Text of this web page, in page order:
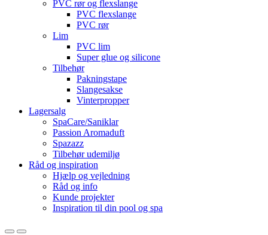
PVC rør og flexslange
PVC flexslange
PVC rør
Lim
PVC lim
Super glue og silicone
Tilbehør
Pakningstape
Slangesakse
Vinterpropper
Lagersalg
SpaCare/Saniklar
Passion Aromaduft
Spazazz
Tilbehør udemiljø
Råd og inspiration
Hjælp og vejledning
Råd og info
Kunde projekter
Inspiration til din pool og spa